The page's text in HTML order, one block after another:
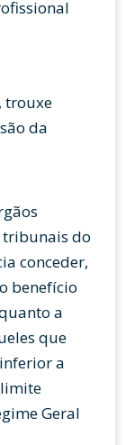
trouxe
da
tribunais do
conceder,
benefício
a
que
a
Geral